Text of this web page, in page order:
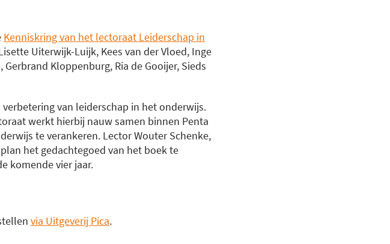
Kenniskring van het lectoraat Leiderschap in
Uiterwijk-Luijk, Kees van der Vloed, Inge
Kloppenburg, Ria de Gooijer, Sieds
van leiderschap in het onderwijs.
werkt hierbij nauw samen binnen Penta
te verankeren. Lector Wouter Schenke,
het gedachtegoed van het boek te
komende vier jaar.
via Uitgeverij Pica.